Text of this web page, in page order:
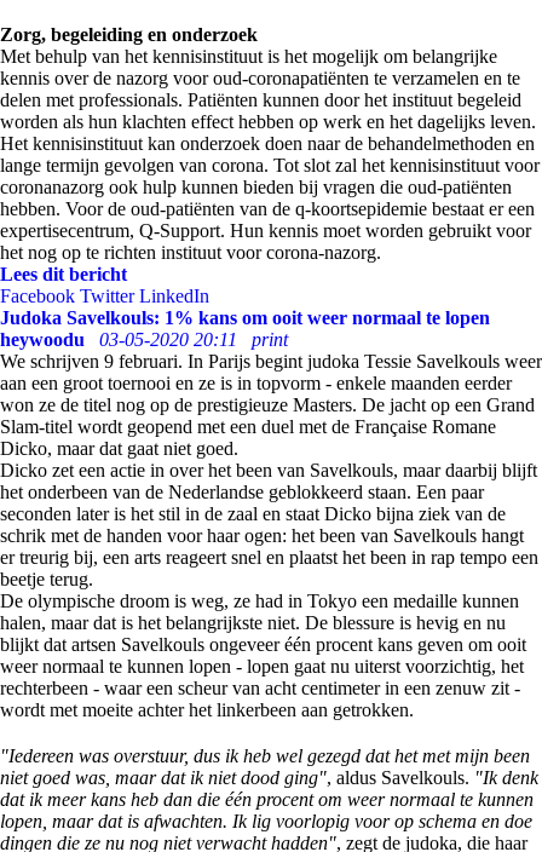
Zorg, begeleiding en onderzoek
Met behulp van het kennisinstituut is het mogelijk om belangrijke
kennis over de nazorg voor oud-coronapatiënten te verzamelen en te
delen met professionals. Patiënten kunnen door het instituut begeleid
worden als hun klachten effect hebben op werk en het dagelijks leven.
Het kennisinstituut kan onderzoek doen naar de behandelmethoden en
lange termijn gevolgen van corona. Tot slot zal het kennisinstituut voor
coronanazorg ook hulp kunnen bieden bij vragen die oud-patiënten
hebben. Voor de oud-patiënten van de q-koortsepidemie bestaat er een
expertisecentrum, Q-Support. Hun kennis moet worden gebruikt voor
het nog op te richten instituut voor corona-nazorg.
Lees dit bericht
Facebook Twitter LinkedIn
Judoka Savelkouls: 1% kans om ooit weer normaal te lopen
heywoodu
03-05-2020 20:11
print
We schrijven 9 februari. In Parijs begint judoka Tessie Savelkouls weer
aan een groot toernooi en ze is in topvorm - enkele maanden eerder
won ze de titel nog op de prestigieuze Masters. De jacht op een Grand
Slam-titel wordt geopend met een duel met de Française Romane
Dicko, maar dat gaat niet goed.
Dicko zet een actie in over het been van Savelkouls, maar daarbij blijft
het onderbeen van de Nederlandse geblokkeerd staan. Een paar
seconden later is het stil in de zaal en staat Dicko bijna ziek van de
schrik met de handen voor haar ogen: het been van Savelkouls hangt
er treurig bij, een arts reageert snel en plaatst het been in rap tempo een
beetje terug.
De olympische droom is weg, ze had in Tokyo een medaille kunnen
halen, maar dat is het belangrijkste niet. De blessure is hevig en nu
blijkt dat artsen Savelkouls ongeveer één procent kans geven om ooit
weer normaal te kunnen lopen - lopen gaat nu uiterst voorzichtig, het
rechterbeen - waar een scheur van acht centimeter in een zenuw zit -
wordt met moeite achter het linkerbeen aan getrokken.
"Iedereen was overstuur, dus ik heb wel gezegd dat het met mijn been
niet goed was, maar dat ik niet dood ging", aldus Savelkouls. "Ik denk
dat ik meer kans heb dan die één procent om weer normaal te kunnen
lopen, maar dat is afwachten. Ik lig voorlopig voor op schema en doe
dingen die ze nu nog niet verwacht hadden", zegt de judoka, die haar